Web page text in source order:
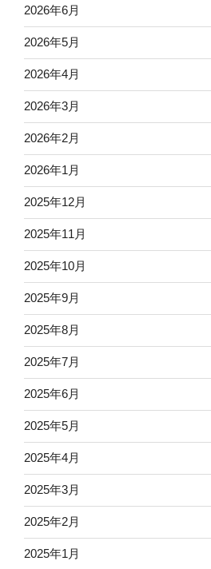
2026年6月
2026年5月
2026年4月
2026年3月
2026年2月
2026年1月
2025年12月
2025年11月
2025年10月
2025年9月
2025年8月
2025年7月
2025年6月
2025年5月
2025年4月
2025年3月
2025年2月
2025年1月